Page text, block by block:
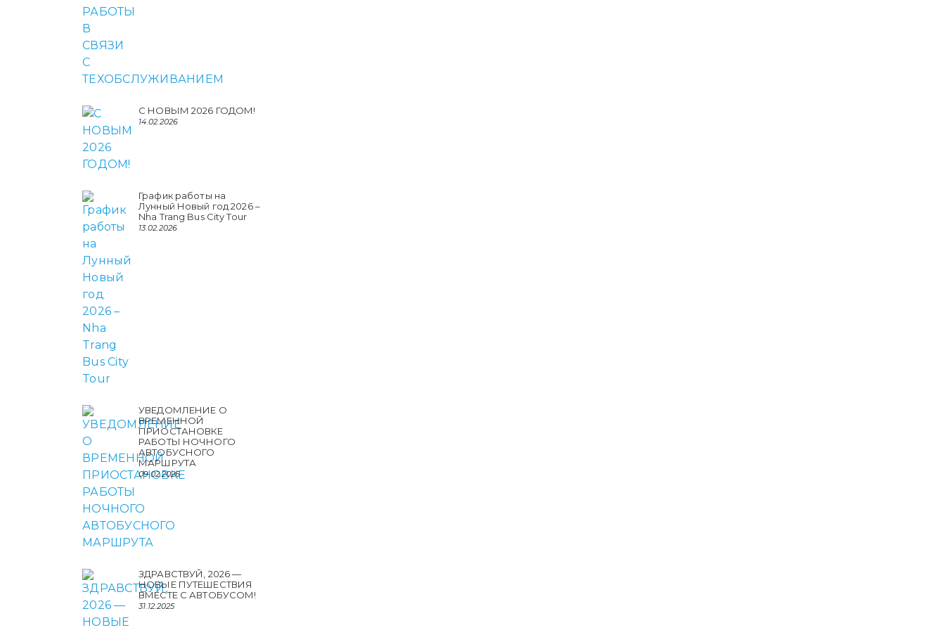
С НОВЫМ 2026 ГОДОМ!
14.02.2026
График работы на
Лунный Новый год 2026 –
Nha Trang Bus City Tour
13.02.2026
УВЕДОМЛЕНИЕ О
ВРЕМЕННОЙ
ПРИОСТАНОВКЕ
РАБОТЫ НОЧНОГО
АВТОБУСНОГО
МАРШРУТА
09.02.2026
ЗДРАВСТВУЙ, 2026 —
НОВЫЕ ПУТЕШЕСТВИЯ
ВМЕСТЕ С АВТОБУСОМ!
31.12.2025